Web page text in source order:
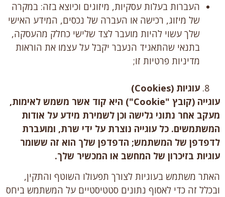
העברות בעלות עסקיות, מיזוגים וכיוצא בזה: במקרה
של מיזוג, רכישה או העברה של נכסים, המידע האישי
שלך עשוי להיות מועבר לצד שלישי כחלק מהעסקה,
בתנאי שהתאגיד הנעבר יקבל על עצמו את הוראות
מדיניות פרטיות זו;
עוגיות (Cookies
)
עוגייה (קובץ "Cookie") היא קוד אשר משמש לאימות,
מעקב אחר נתוני גלישה וכן לשמירת מידע על אודות
המשתמשים. כל עוגייה נוצרת על ידי שרת, ומועברת
לדפדפן של המשתמש; הדפדפן שלך הוא זה ששומר
עוגיות בזיכרון של המחשב או המכשיר שלך.
האתר משתמש בעוגיות לצורך תפעולו השוטף והתקין,
ובכלל זה כדי לאסוף נתונים סטטיסטיים על המשתמש ביחס